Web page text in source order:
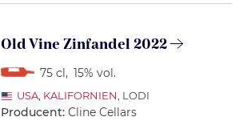
Old Vine Zinfandel 2022
75 cl, 15% vol.
USA, KALIFORNIEN , LODI
Producent: Cline Cellars